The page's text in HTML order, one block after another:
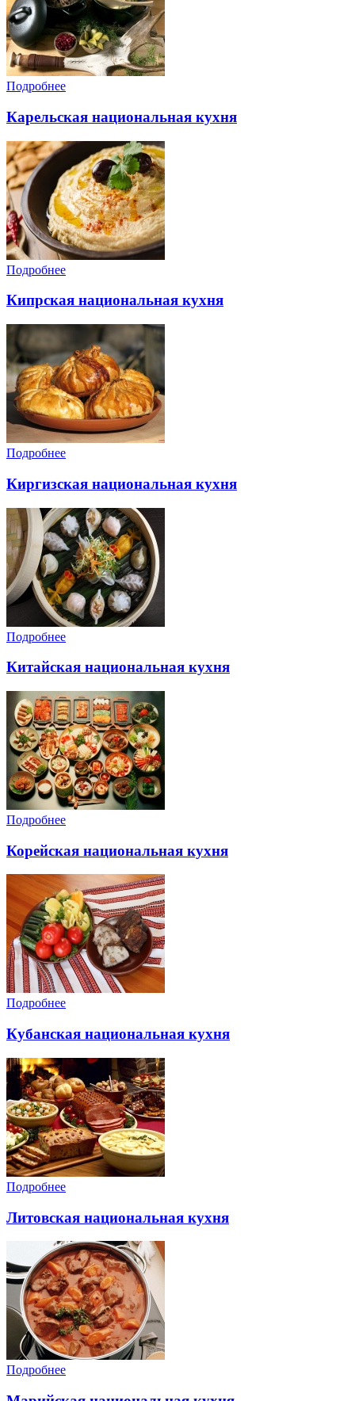
Подробнее
Карельская национальная кухня
Подробнее
Кипрская национальная кухня
Подробнее
Киргизская национальная кухня
Подробнее
Китайская национальная кухня
Подробнее
Корейская национальная кухня
Подробнее
Кубанская национальная кухня
Подробнее
Литовская национальная кухня
Подробнее